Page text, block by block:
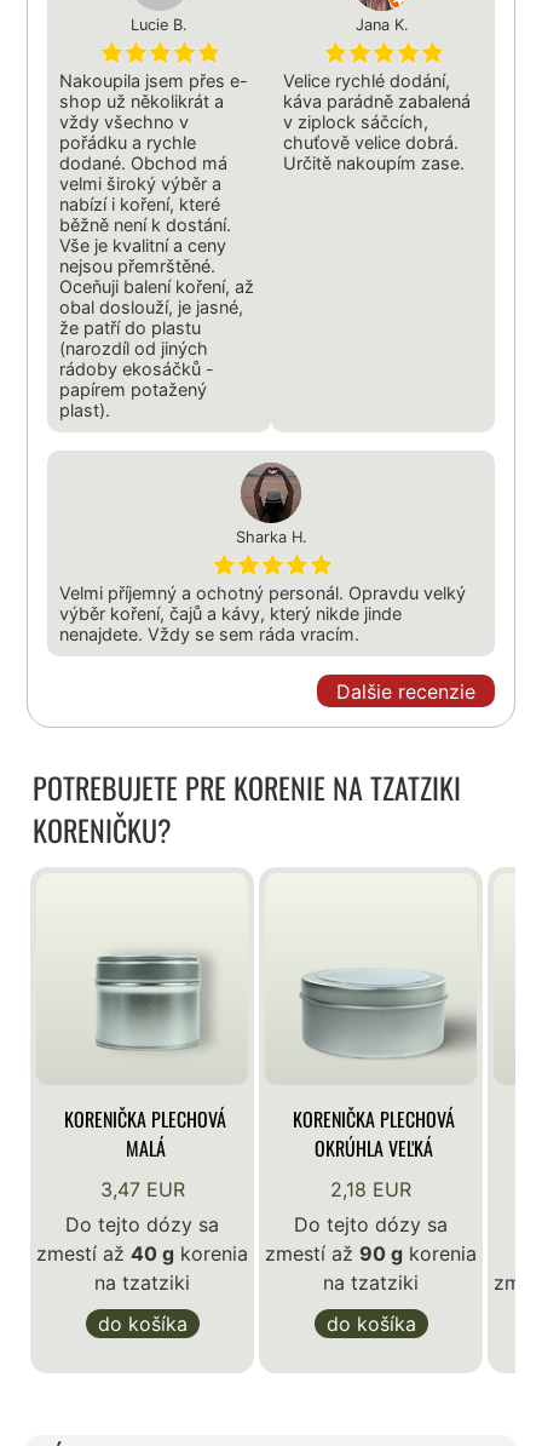
Lucie B.
Nakoupila jsem přes e-
shop už několikrát a
vždy všechno v
pořádku a rychle
dodané. Obchod má
velmi široký výběr a
nabízí i koření, které
běžně není k dostání.
Vše je kvalitní a ceny
nejsou přemrštěné.
Oceňuji balení koření, až
obal doslouží, je jasné,
že patří do plastu
(narozdíl od jiných
rádoby ekosáčků -
papírem potažený
plast).
Jana K.
Velice rychlé dodání,
káva parádně zabalená
v ziplock sáčcích,
chuťově velice dobrá.
Určitě nakoupím zase.
Sharka H.
Velmi příjemný a ochotný personál. Opravdu velký
výběr koření, čajů a kávy, který nikde jinde
nenajdete. Vždy se sem ráda vracím.
Dalšie recenzie
POTREBUJETE PRE KORENIE NA TZATZIKI
KORENIČKU?
KORENIČKA PLECHOVÁ
MALÁ
3,47 EUR
Do tejto dózy sa
zmestí až40 g korenia
na tzatziki
do košíka
KORENIČKA PLECHOVÁ
OKRÚHLA VEĽKÁ
2,18 EUR
Do tejto dózy sa
zmestí až90 g korenia
na tzatziki
do košíka